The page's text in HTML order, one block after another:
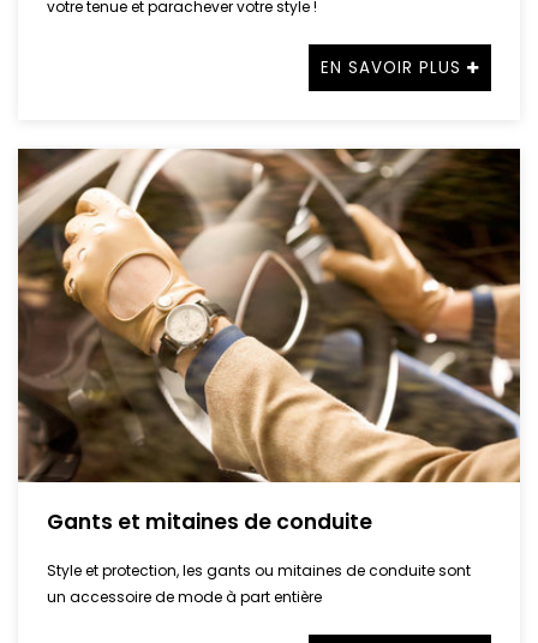
votre tenue et parachever votre style !
EN SAVOIR PLUS
Gants et mitaines de conduite
Style et protection, les gants ou mitaines de conduite sont
un accessoire de mode à part entière